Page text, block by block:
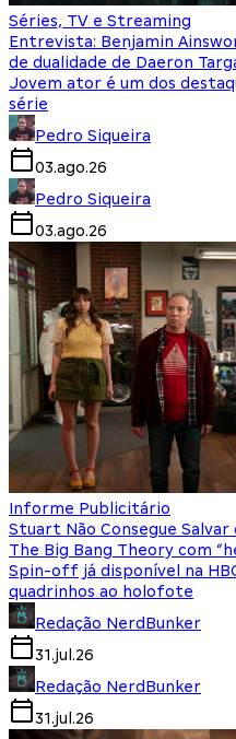
Séries, TV e Streaming
Entrevista: Benjamin
de dualidade de Daeron
Jovem ator é um dos
série
Pedro Siqueira
03.ago.26
Pedro Siqueira
03.ago.26
Informe Publicitário
Stuart Não Consegue
The Big Bang Theory com
Spin-off já disponível na
quadrinhos ao holofote
Redação NerdBunker
31.jul.26
Redação NerdBunker
31.jul.26